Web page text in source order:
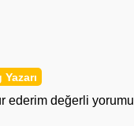
ederim değerli